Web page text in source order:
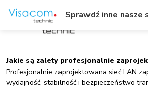
Jakie są zalety profesjonalnie
Profesjonalnie zaprojektowana sieć LAN
wydajność, stabilność i bezpieczeństwo
Sprawdź inne nasze